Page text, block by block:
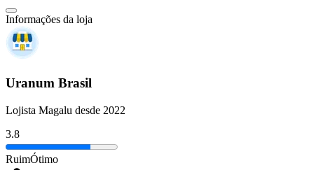
Informações da loja
Uranum Brasil
Lojista Magalu desde 2022
3.8
RuimÓtimo